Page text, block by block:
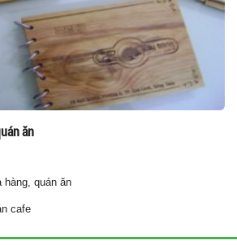
ăn
quán ăn
cafe